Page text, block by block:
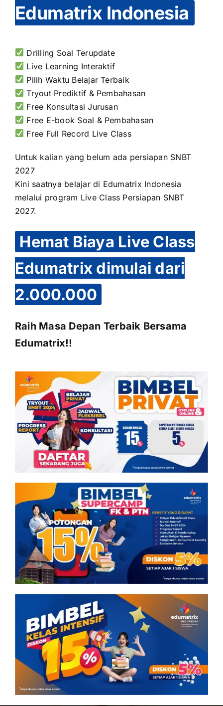
Edumatrix Indonesia
Drilling Soal Terupdate
Live Learning Interaktif
Pilih Waktu Belajar Terbaik
Tryout Prediktif & Pembahasan
Free Konsultasi Jurusan
Free E-book Soal & Pembahasan
Free Full Record Live Class
Untuk kalian yang belum ada persiapan SNBT
2027
Kini saatnya belajar di Edumatrix Indonesia
melalui program Live Class Persiapan SNBT
2027.
Hemat Biaya Live Class
Edumatrix dimulai dari
2.000.000
Raih Masa Depan Terbaik Bersama
Edumatrix!!